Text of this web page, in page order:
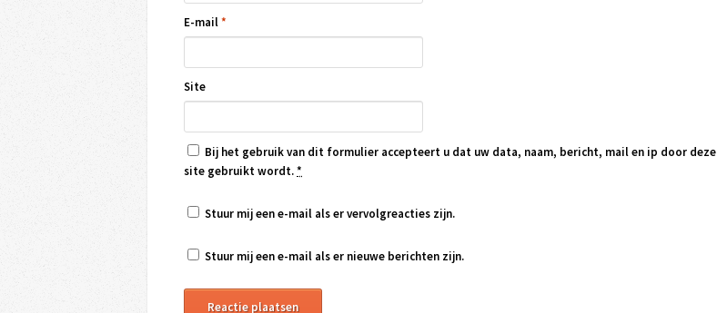
E-mail*
Site
Bij het gebruik van dit formulier accepteert u dat uw data, naam, bericht, mail en ip door deze
site gebruikt wordt.*
Stuur mij een e-mail als er vervolgreacties zijn.
Stuur mij een e-mail als er nieuwe berichten zijn.